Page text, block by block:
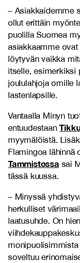
– Asiakkaidemme
ollut erittäin
puolilla Suomea
asiakkaamme
löytyvän vaikka
itselle, esimerkiksi
joululahjoja omille
lastenlapsille.
Vantaalla Minyn
entuudestaan
myymälöistä.
Flamingoa lähinnä
Tammistossa sai
tässä kuussa.
– Minyssä
herkulliset
laatusuhde. On
soveltuu